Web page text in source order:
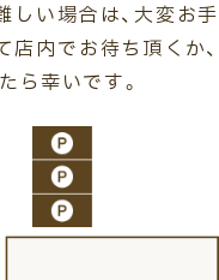
しい場合は、大変お手
内でお待ち頂くか、
ら幸いです。